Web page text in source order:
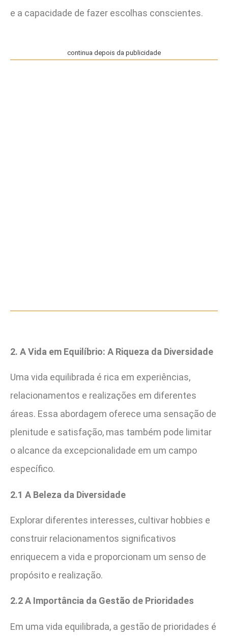
e a capacidade de fazer escolhas conscientes.
continua depois da publicidade
2. A Vida em Equilíbrio: A Riqueza da Diversidade
Uma vida equilibrada é rica em experiências,
relacionamentos e realizações em diferentes
áreas. Essa abordagem oferece uma sensação de
plenitude e satisfação, mas também pode limitar
o alcance da excepcionalidade em um campo
específico.
2.1 A Beleza da Diversidade
Explorar diferentes interesses, cultivar hobbies e
construir relacionamentos significativos
enriquecem a vida e proporcionam um senso de
propósito e realização.
2.2 A Importância da Gestão de Prioridades
Em uma vida equilibrada, a gestão de prioridades é